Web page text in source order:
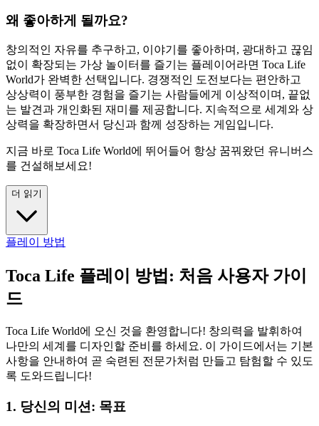
왜 좋아하게 될까요?
창의적인 자유를 추구하고, 이야기를 좋아하며, 광대하고 끊임
없이 확장되는 가상 놀이터를 즐기는 플레이어라면 Toca Life
World가 완벽한 선택입니다. 경쟁적인 도전보다는 편안하고
상상력이 풍부한 경험을 즐기는 사람들에게 이상적이며, 끝없
는 발견과 개인화된 재미를 제공합니다. 지속적으로 세계와 상
상력을 확장하면서 당신과 함께 성장하는 게임입니다.
지금 바로 Toca Life World에 뛰어들어 항상 꿈꿔왔던 유니버스
를 건설해보세요!
더 읽기
플레이 방법
Toca Life 플레이 방법: 처음 사용자 가이
드
Toca Life World에 오신 것을 환영합니다! 창의력을 발휘하여
나만의 세계를 디자인할 준비를 하세요. 이 가이드에서는 기본
사항을 안내하여 곧 숙련된 전문가처럼 만들고 탐험할 수 있도
록 도와드립니다!
1. 당신의 미션: 목표